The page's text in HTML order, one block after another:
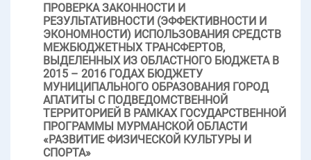
ПРОВЕРКА ЗАКОННОСТИ И
РЕЗУЛЬТАТИВНОСТИ (ЭФФЕКТИВНОСТИ И
ЭКОНОМНОСТИ) ИСПОЛЬЗОВАНИЯ СРЕДСТВ
МЕЖБЮДЖЕТНЫХ ТРАНСФЕРТОВ,
ВЫДЕЛЕННЫХ ИЗ ОБЛАСТНОГО БЮДЖЕТА В
2015 – 2016 ГОДАХ БЮДЖЕТУ
МУНИЦИПАЛЬНОГО ОБРАЗОВАНИЯ ГОРОД
АПАТИТЫ С ПОДВЕДОМСТВЕННОЙ
ТЕРРИТОРИЕЙ В РАМКАХ ГОСУДАРСТВЕННОЙ
ПРОГРАММЫ МУРМАНСКОЙ ОБЛАСТИ
«РАЗВИТИЕ ФИЗИЧЕСКОЙ КУЛЬТУРЫ И
СПОРТА»